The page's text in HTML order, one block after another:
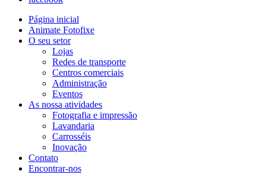
Página inicial
Animate Fotofixe
O seu setor
Lojas
Redes de transporte
Centros comerciais
Administração
Eventos
As nossa atividades
Fotografia e impressão
Lavandaria
Carrosséis
Inovação
Contato
Encontrar-nos